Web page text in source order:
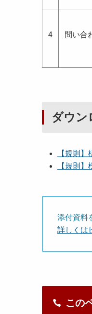
4 問い合
ダウン
【規則
【規則
添付資料
詳しくは
この